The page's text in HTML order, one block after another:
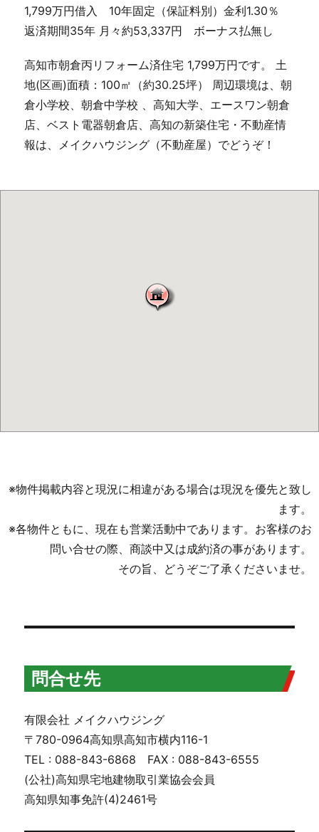
1,799万円借入 10年固定（保証料別）金利1.30％
返済期間35年 月々約53,337円 ボーナス払無し
高知市朝倉丙リフォーム済住宅 1,799万円です。 土
地(区画)面積：100㎡（約30.25坪） 周辺環境は、朝
倉小学校、朝倉中学校 、高知大学、エースワン朝倉
店、ベスト電器朝倉店、高知の新築住宅・不動産情
報は、メイクハウジング（不動産屋）でどうぞ！
※物件掲載内容と現況に相違がある場合は現況を優先と致し
ます。
※各物件ともに、現在も営業活動中であります。お客様のお
問い合せの際、商談中又は成約済の事があります。
その旨、どうぞご了承くださいませ。
問合せ先
有限会社 メイクハウジング
〒780-0964高知県高知市横内116-1
TEL : 088-843-6868 FAX : 088-843-6555
(公社)高知県宅地建物取引業協会会員
高知県知事免許(4)2461号